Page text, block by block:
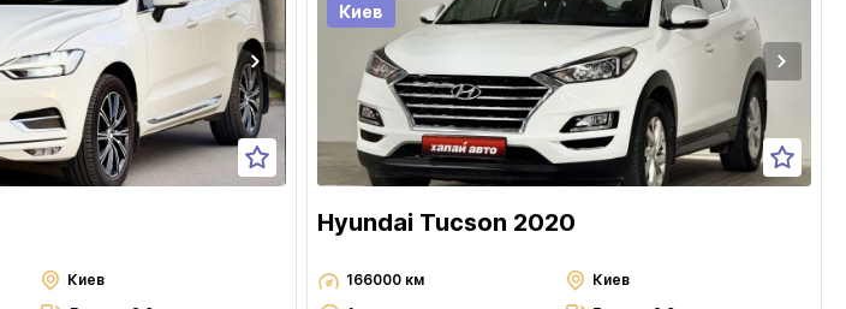
Киев
Киев
Hyundai Tucson 2020
166000 км
Киев